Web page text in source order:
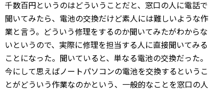
千数百円というのはどういうことだと、窓口の人に電話で
聞いてみたら、電池の交換だけど素人には難しいような作
業と言う。どういう修理をするのか聞いてみたがわからな
いというので、実際に修理を担当する人に直接聞いてみる
ことになった。聞いていると、単なる電池の交換だった。
今にして思えばノートパソコンの電池を交換するというこ
とがどういう作業なのかという、一般的なことを窓口の人